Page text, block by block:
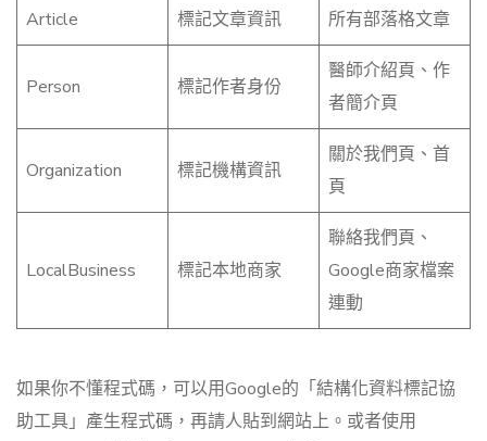
Article 標記文章資訊 所有部落格文章
Person 標記作者身份
醫師介紹頁、作
者簡介頁
Organization 標記機構資訊
關於我們頁、首
頁
LocalBusiness 標記本地商家
聯絡我們頁、
Google商家檔案
連動
如果你不懂程式碼，可以用Google的「結構化資料標記協
助工具」產生程式碼，再請人貼到網站上。或者使用